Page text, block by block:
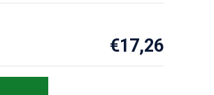
€17,26